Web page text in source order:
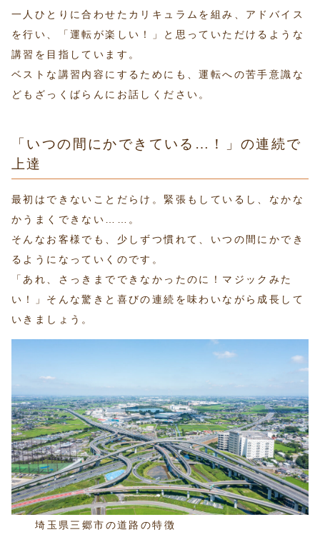
一人ひとりに合わせたカリキュラムを組み、アドバイス
を行い、「運転が楽しい！」と思っていただけるような
講習を目指しています。
ベストな講習内容にするためにも、運転への苦手意識な
どもざっくばらんにお話しください。
「いつの間にかできている…！」の連続で
上達
最初はできないことだらけ。緊張もしているし、なかな
かうまくできない……。
そんなお客様でも、少しずつ慣れて、いつの間にかでき
るようになっていくのです。
「あれ、さっきまでできなかったのに！マジックみた
い！」そんな驚きと喜びの連続を味わいながら成長して
いきましょう。
埼玉県三郷市の道路の特徴